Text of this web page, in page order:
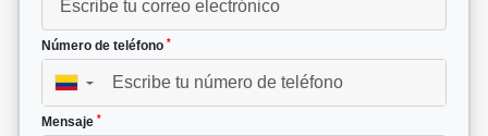
Número de teléfono *
▼
Mensaje *